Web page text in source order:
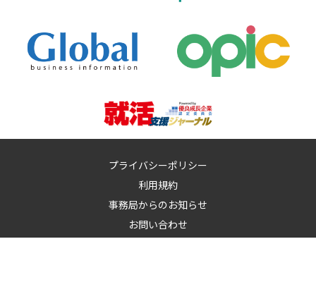
プライバシーポリシー
利用規約
事務局からのお知らせ
お問い合わせ